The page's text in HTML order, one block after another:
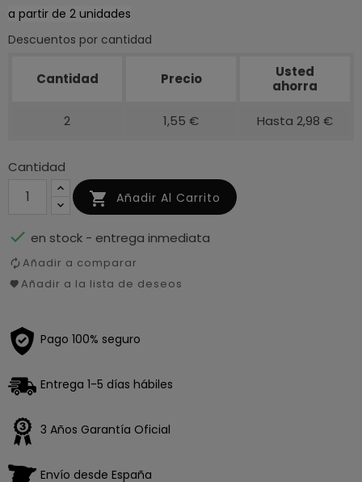
a partir de 2 unidades
Descuentos por cantidad
Cantidad Precio
Usted
ahorra
2 1,55 € Hasta 2,98 €
Cantidad
 Añadir Al Carrito
 en stock - entrega inmediata
Añadir a comparar
Añadir a la lista de deseos
Pago 100% seguro
Entrega 1-5 días hábiles
3 Años Garantía Oficial
Envío desde España